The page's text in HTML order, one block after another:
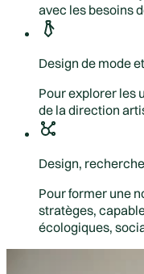
avec les besoins
Design de mode
Pour explorer les
de la direction
Design,
Pour former une
stratèges,
écologiques,